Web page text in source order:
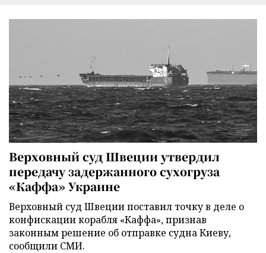
Верховный суд Швеции утвердил
передачу задержанного сухогруза
«Каффа» Украине
Верховный суд Швеции поставил точку в деле о
конфискации корабля «Каффа», признав
законным решение об отправке судна Киеву,
сообщили СМИ.